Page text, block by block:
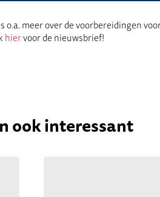
meer over de voorbereidingen
hiervoor de nieuwsbrief!
ook interessant